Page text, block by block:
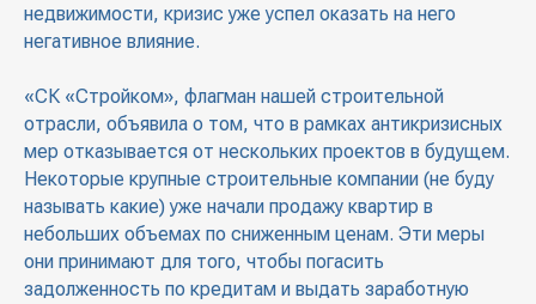
недвижимости, кризис уже успел оказать на него
негативное влияние.
«СК «Стройком», флагман нашей строительной
отрасли, объявила о том, что в рамках антикризисных
мер отказывается от нескольких проектов в будущем.
Некоторые крупные строительные компании (не буду
называть какие) уже начали продажу квартир в
небольших объемах по сниженным ценам. Эти меры
они принимают для того, чтобы погасить
задолженность по кредитам и выдать заработную